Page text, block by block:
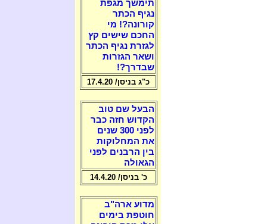
תימשך מגפת
נגיף הכתר
קורונה?! מי
החכם שישים קץ
לגזרת נגיף הכתר
ושאר הגזרות
שבדרך?!
כ"ג בניסן/ 17.4.20
הבעל שם טוב
הקדוש חזה כבר
לפני 300 שנים
את המחלוקות
בין הרבנים לפני
הגאולה
כ' בניסן/ 14.4.20
מדוע ארה"ב
חוטפת בימים